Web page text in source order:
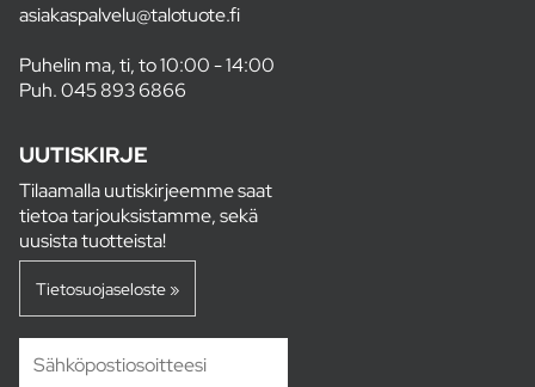
asiakaspalvelu@talotuote.fi
Puhelin ma, ti, to 10:00 - 14:00
Puh.045 893 6866
UUTISKIRJE
Tilaamalla uutiskirjeemme saat
tietoa tarjouksistamme, sekä
uusista tuotteista!
Tietosuojaseloste »